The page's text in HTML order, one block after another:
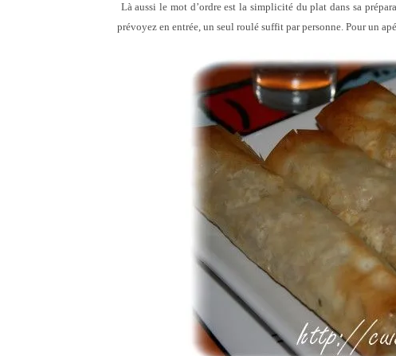
Là aussi le mot d’ordre est la simplicité du plat dans sa
prévoyez en entrée, un seul roulé suffit par personne. Pour un